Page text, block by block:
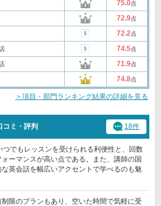
75.0点
72.9点
72.2点
74.5点
71.9点
74.8点
＞項目・部門ランキング結果の詳細を見る
コミ・評判 18件
でもレッスンを受けられる利便性と、回数
ーマンスが高い点である。また、講師の国
英会話を幅広いアクセントで学べるのも魅
限のプランもあり、空いた時間で気軽に受